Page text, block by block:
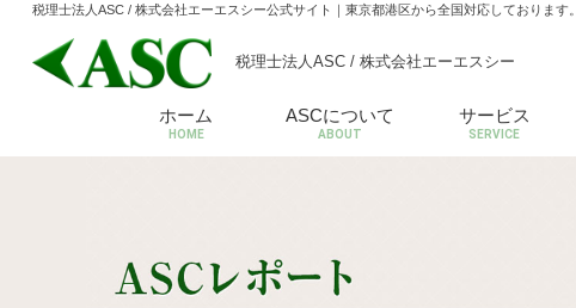
税理士法人ASC / 株式会社エーエスシー公式サイト ｜東京都港区から全国対応しております。
税理士法人ASC / 株式会社エーエスシー
ホーム
HOME
ASCについて
ABOUT
サービス
SERVICE